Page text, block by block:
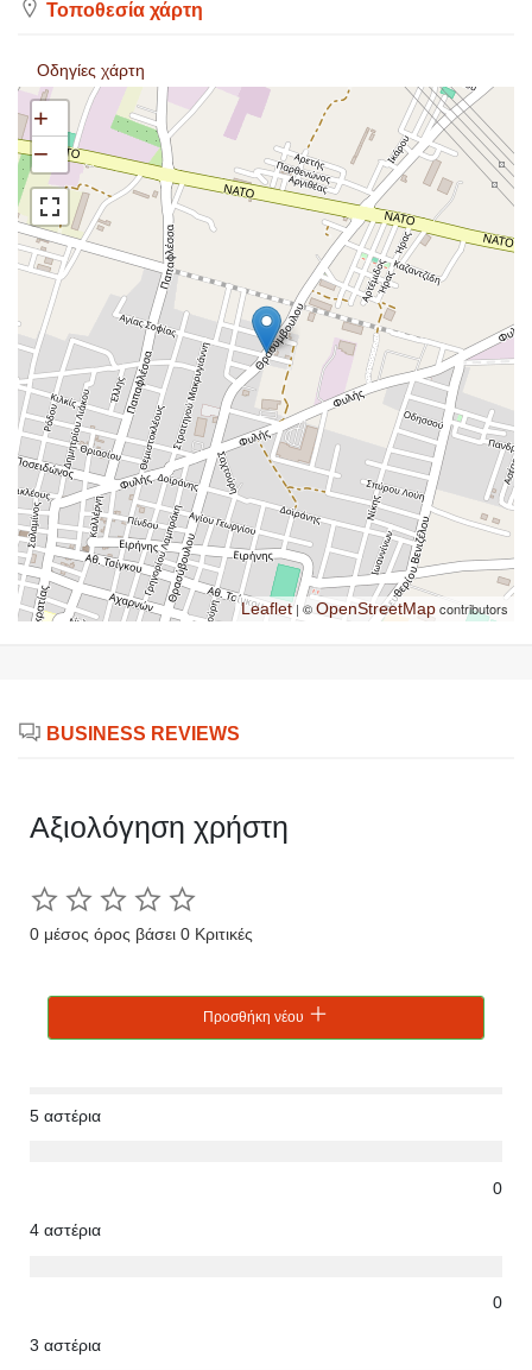
Τοποθεσία χάρτη
Οδηγίες χάρτη
+
−
Leaflet| ©OpenStreetMapcontributors
BUSINESS REVIEWS
Αξιολόγηση χρήστη
0 μέσος όρος βάσει 0 Κριτικές
Προσθήκη νέου
5 αστέρια
0
4 αστέρια
0
3 αστέρια